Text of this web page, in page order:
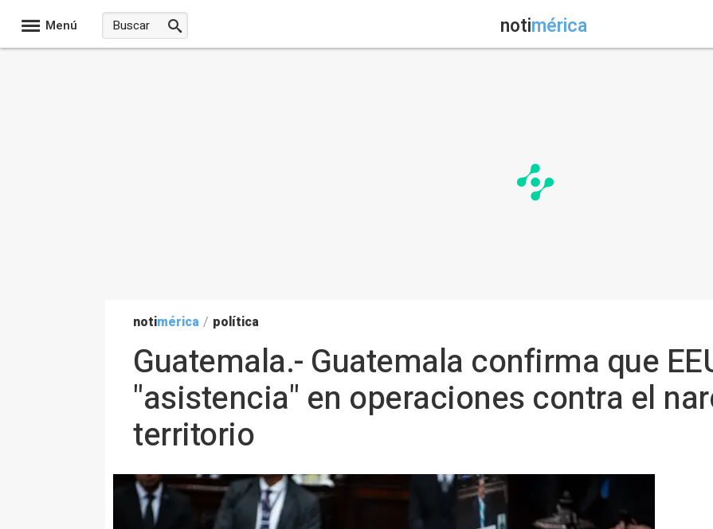
Menú notimérica
notimérica / política
Guatemala.- Guatemala confirma que
"asistencia" en operaciones contra el
territorio